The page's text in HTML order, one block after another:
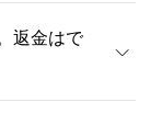
返金はで